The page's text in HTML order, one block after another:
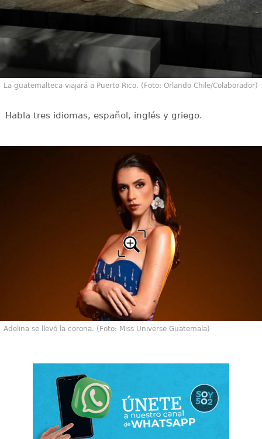
La guatemalteca viajará a Puerto Rico. (Foto: Orlando Chile/Colaborador)
Habla tres idiomas, español, inglés y griego.
Adelina se llevó la corona. (Foto: Miss Universe Guatemala)